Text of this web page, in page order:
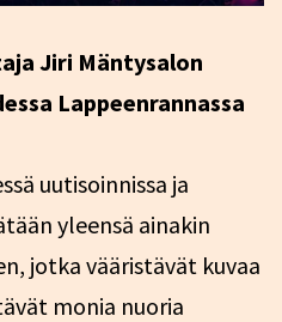
Jiri Mäntysalon
Lappeenrannassa
uutisoinnissa ja
yleensä ainakin
jotka vääristävät kuvaa
monia nuoria